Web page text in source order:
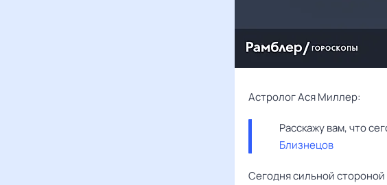
Астролог Ася Миллер:
Близнецов
Сегодня сильной стороной